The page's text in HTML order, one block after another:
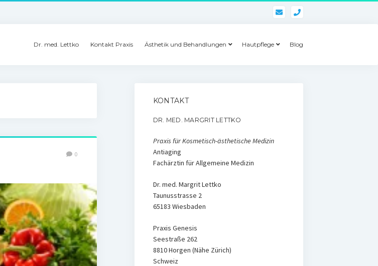
phone
Dr. med. Lettko Kontakt Praxis Ästhetik und Behandlungen Hautpflege Blog
0
KONTAKT
DR. MED. MARGRIT LETTKO
Praxis für Kosmetisch-ästhetische Medizin
Antiaging
Fachärztin für Allgemeine Medizin
Dr. med. Margrit Lettko
Taunusstrasse 2
65183 Wiesbaden
Praxis Genesis
Seestraße 262
8810 Horgen (Nähe Zürich)
Schweiz